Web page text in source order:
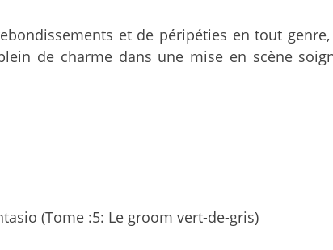
et de péripéties en tout
de charme dans une mise en scène
(Tome :5: Le groom vert-de-gris)